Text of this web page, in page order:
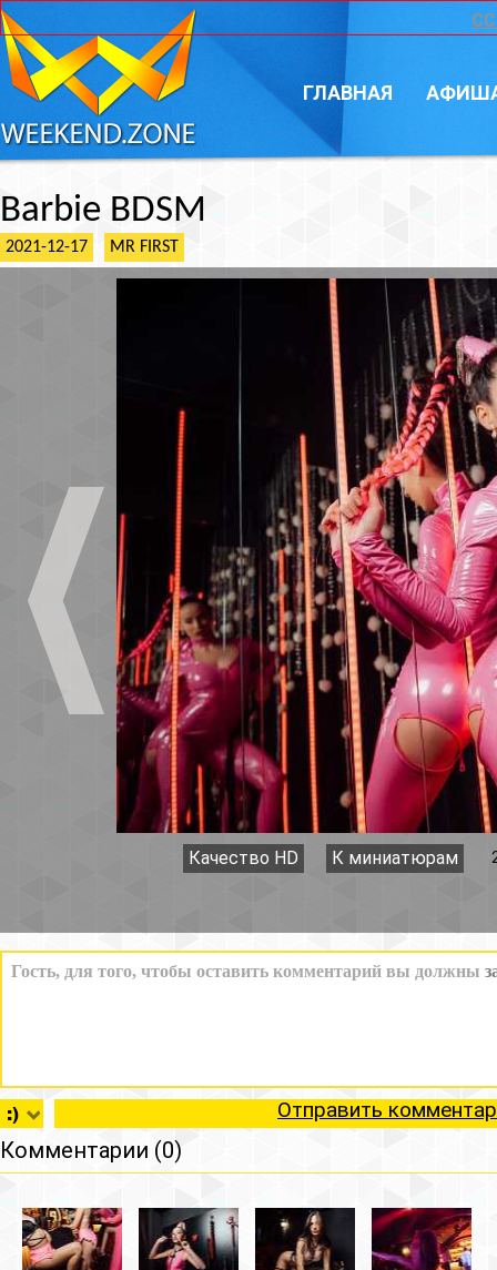
ГЛАВНАЯ
Barbie BDSM
2021-12-17 MR FIRST
Качество HD К миниатюрам
Отправить
Комментарии (0)